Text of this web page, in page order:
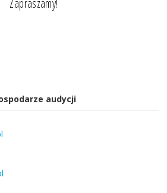
Zapraszamy!
audycji